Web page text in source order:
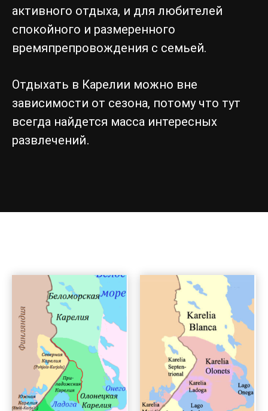
активного отдыха, и для любителей
спокойного и размеренного
времяпрепровождения с семьей.
Отдыхать в Карелии можно вне
зависимости от сезона, потому что тут
всегда найдется масса интересных
развлечений.